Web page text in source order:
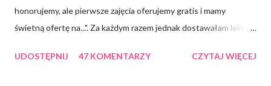
honorujemy, ale pierwsze zajęcia oferujemy gratis i mamy
świetną ofertę na...". Za każdym razem jednak dostawałam lekko
powiedzieć, że drzwi jebiemnietoizmu waliły mnie w twarz . Przez
UDOSTĘPNIJ 47 KOMENTARZY CZYTAJ WIĘCEJ